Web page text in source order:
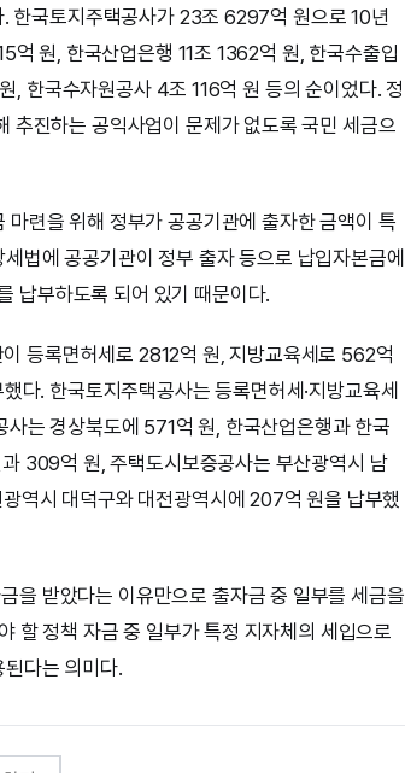
한국토지주택공사가 23조 6297억 원으로 10년
원, 한국산업은행 11조 1362억 원, 한국수출입
한국수자원공사 4조 116억 원 등의 순이었다. 정
추진하는 공익사업이 문제가 없도록 국민 세금으
련을 위해 정부가 공공기관에 출자한 금액이 특
법에 공공기관이 정부 출자 등으로 납입자본금에
납부하도록 되어 있기 때문이다.
등록면허세로 2812억 원, 지방교육세로 562억
다. 한국토지주택공사는 등록면허세·지방교육세
는 경상북도에 571억 원, 한국산업은행과 한국
309억 원, 주택도시보증공사는 부산광역시 남
역시 대덕구와 대전광역시에 207억 원을 납부했
을 받았다는 이유만으로 출자금 중 일부를 세금을
할 정책 자금 중 일부가 특정 지자체의 세입으로
다는 의미다.